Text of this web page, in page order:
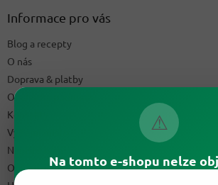
⚠
Na tomto e-shopu nelze
Informace pro vás
Blog a recepty
O nás
Doprava & platby
Obchodní podmínky
Kontakty
Výdejní místo
Napište nám
Ochrana osobních údajů GDPR